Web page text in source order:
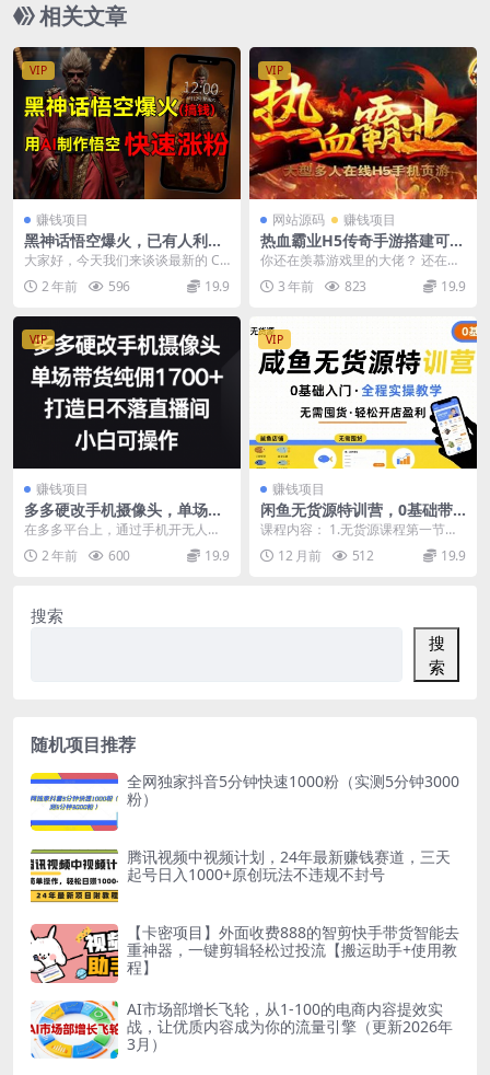
相关文章
VIP
赚钱项目
黑神话悟空爆火，已有人利用
这波热点变现几十万，普通人
也可用AI蹭上这波流量
大家好，今天我们来谈谈最新的 CS
GO 游戏搬砖项目，无需挂机，通
过汇率差价一个...
2 年前 596 19.9
VIP
网站源码 赚钱项目
热血霸业H5传奇手游搭建可开
服变现 可搭建自己玩【内附源
码+GM+教程】
你还在羡慕游戏里的大佬？ 还在为
想游戏创业而无从下手？还在为找
不到好的源码而发愁...
3 年前 823 19.9
VIP
赚钱项目
多多硬改手机摄像头，单场带
货纯佣1700+，打造日不落直
在多多平台上，通过手机开无人直
播的形式吸引客户，然后挂上多多
进宝的货品推广链接，...
2 年前 600 19.9
VIP
赚钱项目
闲鱼无货源特训营，0基础带
你玩转闲鱼无货源
课程内容： 1.无货源课程第一节—-
什么是咸鱼(1).mp4 2.咸...
12 月前 512 19.9
搜索
搜
索
随机项目推荐
全网独家抖音5分钟快速1000粉（实测5分钟3000
粉）
腾讯视频中视频计划，24年最新赚钱赛道，三天
起号日入1000+原创玩法不违规不封号
【卡密项目】外面收费888的智剪快手带货智能去
重神器，一键剪辑轻松过投流【搬运助手+使用教
程】
AI市场部增长飞轮，从1-100的电商内容提效实
战，让优质内容成为你的流量引擎（更新2026年
3月）